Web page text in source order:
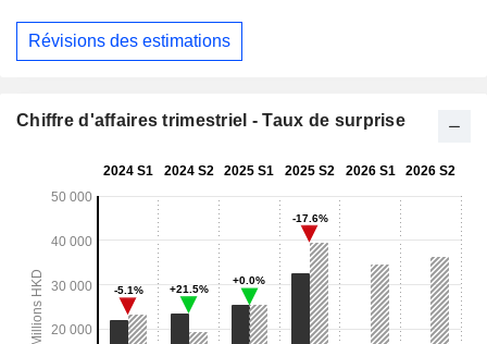
Révisions des estimations
Chiffre d'affaires trimestriel - Taux de surprise